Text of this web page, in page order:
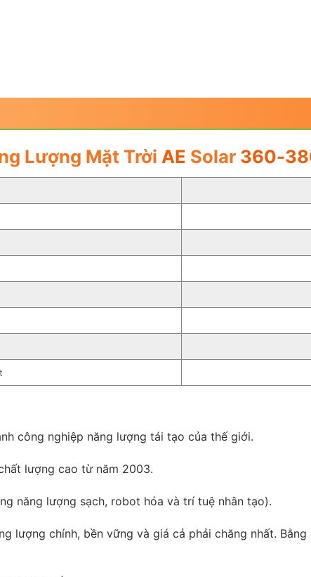
Lượng Mặt Trời AE Solar 360-
công nghiệp năng lượng tái tạo của thế giới.
lượng cao từ năm 2003.
năng lượng sạch, robot hóa và trí tuệ nhân tạo).
lượng chính, bền vững và giá cả phải chăng nhất.